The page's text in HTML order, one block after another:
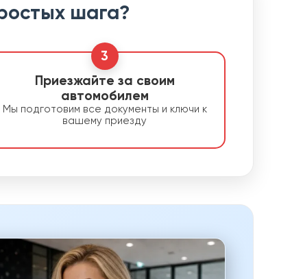
шага?
3
Приезжайте за своим
автомобилем
Мы подготовим все документы и ключи к
вашему приезду